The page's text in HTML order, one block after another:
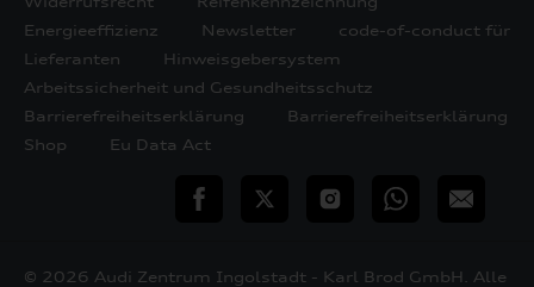
Energieeffizienz
Newsletter
code-of-conduct für
Lieferanten
Hinweisgebersystem
Arbeitssicherheit und Gesundheitsschutz
Barrierefreiheitserklärung
Barrierefreiheitserklärung
Shop
Eu Data Act
teilen Twitter InstagramWhatsApp
E-
© 2026 Audi Zentrum Ingolstadt - Karl Brod GmbH. Alle